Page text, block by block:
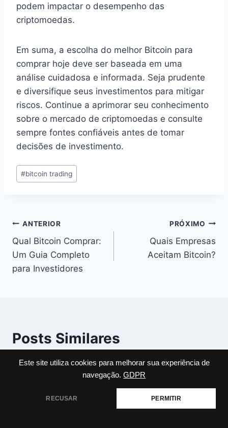
Este site utiliza cookies para melhorar sua experiência de
navegação. GDPR
RECUSAR PERMITIR
podem impactar o desempenho das
criptomoedas.
Em suma, a escolha do melhor Bitcoin para
comprar hoje deve ser baseada em uma
análise cuidadosa e informada. Seja prudente
e diversifique seus investimentos para mitigar
riscos. Continue a aprimorar seu conhecimento
sobre o mercado de criptomoedas e consulte
sempre fontes confiáveis antes de tomar
decisões de investimento.
Tags
do
#bitcoin trading
Navegação
de
Post
ANTERIOR
Qual Bitcoin Comprar:
Um Guia Completo
para Investidores
PRÓXIMO
Quais Empresas
Aceitam Bitcoin?
Posts Similares